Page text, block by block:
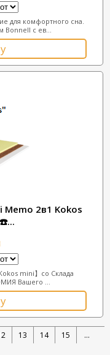
для комфортного сна.
с ев...
2в1 Kokos
mini】со Склада
Вашего ...
13 14 15
...